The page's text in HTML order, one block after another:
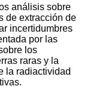
análisis sobre
de extracción de
incertidumbres
por las
los
raras y la
la radiactividad